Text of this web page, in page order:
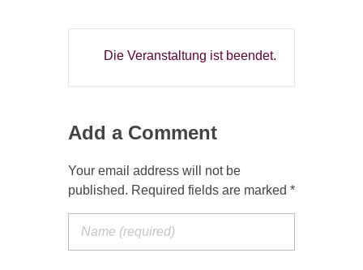
Die Veranstaltung ist beendet.
Add a Comment
Your email address will not be
published. Required fields are marked *